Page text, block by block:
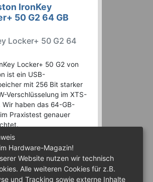
IronKey
50 G2 64 GB
Locker+ 50 G2 64
Locker+ 50 G2 von
ist ein USB-
mit 256 Bit starker
Verschlüsselung im XTS-
Wir haben das 64-GB-
Praxistest genauer
Hardware-Magazin!
Website nutzen wir technisch
Alle weiteren Cookies für z.B.
und Tracking sowie externe Inhalte